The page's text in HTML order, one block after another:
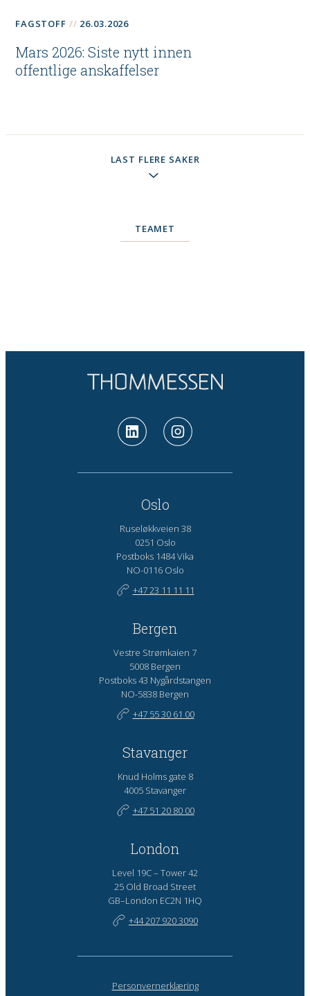
FAGSTOFF 26.03.2026
Mars 2026: Siste nytt innen
offentlige anskaffelser
LAST FLERE SAKER
TEAMET
Oslo
Ruseløkkveien 38
0251 Oslo
Postboks 1484 Vika
NO-0116 Oslo
+47 23 11 11 11
Bergen
Vestre Strømkaien 7
5008 Bergen
Postboks 43 Nygårdstangen
NO-5838 Bergen
+47 55 30 61 00
Stavanger
Knud Holms gate 8
4005 Stavanger
+47 51 20 80 00
London
Level 19C – Tower 42
25 Old Broad Street
GB–London EC2N 1HQ
+44 207 920 3090
Personvernerklæring